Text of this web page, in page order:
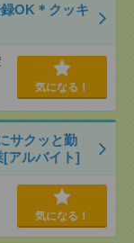
OK＊クッキ
気になる！
サクッと勤
[アルバイト]
気になる！